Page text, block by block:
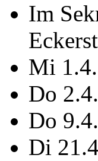
Im
Mi
Do
Do
Di